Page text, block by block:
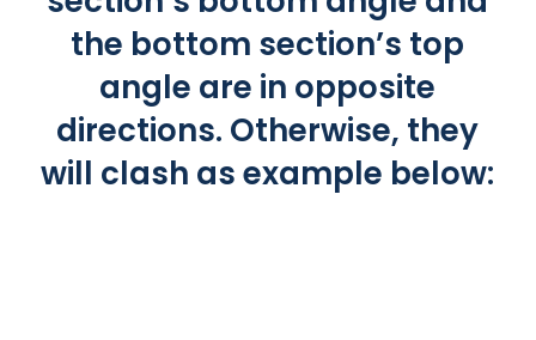
the bottom section’s top
angle are in opposite
directions. Otherwise, they
will clash as example below: